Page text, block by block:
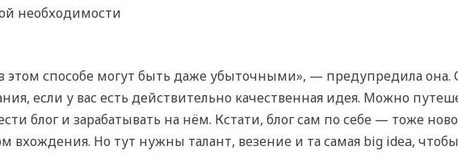
необходимости
этом способе могут быть даже убыточными», — предупредила она.
если у вас есть действительно качественная идея. Можно
блог и зарабатывать на нём. Кстати, блог сам по себе — тоже
вхождения. Но тут нужны талант, везение и та самая big idea, чтобы